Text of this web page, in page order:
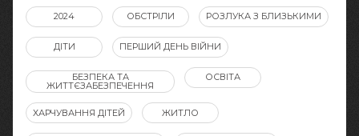
2024 ОБСТРІЛИ РОЗЛУКА З БЛИЗЬКИМИ
ДІТИ ПЕРШИЙ ДЕНЬ ВІЙНИ
БЕЗПЕКА ТА
ЖИТТЄЗАБЕЗПЕЧЕННЯ
ОСВІТА
ХАРЧУВАННЯ ДІТЕЙ ЖИТЛО